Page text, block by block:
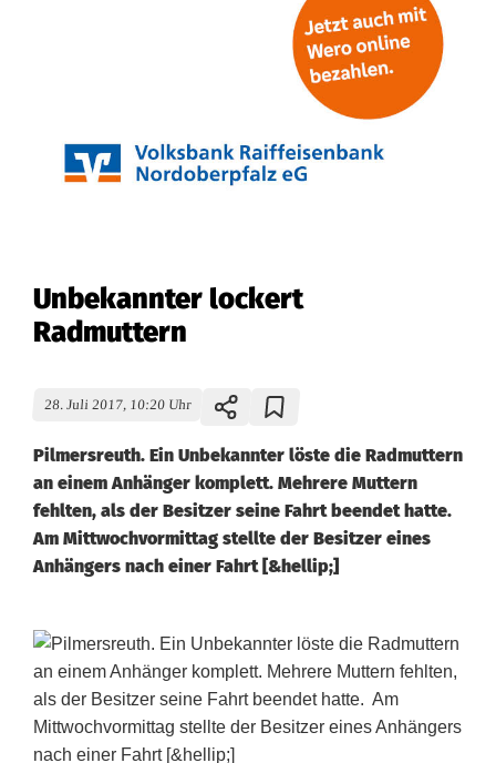
Unbekannter lockert
Radmuttern
28. Juli 2017, 10:20 Uhr
Pilmersreuth. Ein Unbekannter löste die Radmuttern
an einem Anhänger komplett. Mehrere Muttern
fehlten, als der Besitzer seine Fahrt beendet hatte.
Am Mittwochvormittag stellte der Besitzer eines
Anhängers nach einer Fahrt [&hellip;]